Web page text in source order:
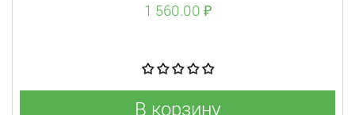
1 560.00 ₽
В корзину